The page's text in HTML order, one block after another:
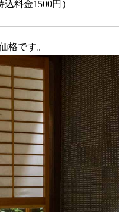
料金1500円）
格です。